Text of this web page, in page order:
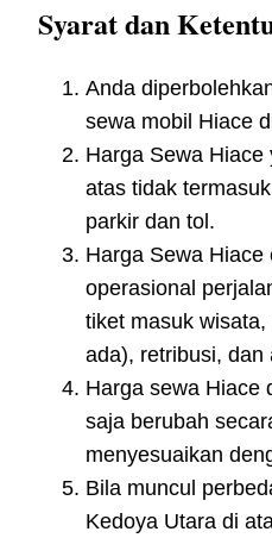
Syarat dan
Anda
sewa mobil Hiace
Harga Sewa Hiace
atas tidak
parkir dan tol.
Harga Sewa Hiace
operasional
tiket masuk
ada), retribusi, dan
Harga sewa Hiace
saja berubah
menyesuaikan
Bila muncul
Kedoya Utara di